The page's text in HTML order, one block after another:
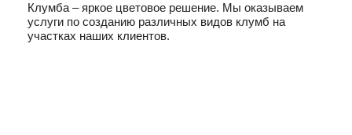
Клумба – яркое цветовое решение. Мы оказываем
услуги по созданию различных видов клумб на
участках наших клиентов.